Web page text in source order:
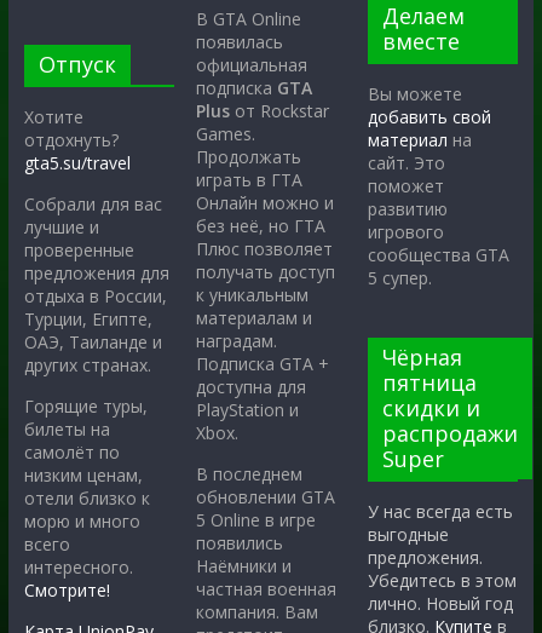
Отпуск
Хотите
отдохнуть?
gta5.su/travel
Собрали для вас
лучшие и
проверенные
предложения для
отдыха в России,
Турции, Египте,
ОАЭ, Таиланде и
других странах.
Горящие туры,
билеты на
самолёт по
низким ценам,
отели близко к
морю и много
всего
интересного.
Смотрите!
В GTA Online
появилась
официальная
подписка GTA
Plus от Rockstar
Games.
Продолжать
играть в ГТА
Онлайн можно и
без неё, но ГТА
Плюс позволяет
получать доступ
к уникальным
материалам и
наградам.
Подписка GTA +
доступна для
PlayStation и
Xbox.
В последнем
обновлении GTA
5 Online в игре
появились
Наёмники и
частная военная
компания. Вам
Делаем
вместе
Вы можете
добавить свой
материал на
сайт. Это
поможет
развитию
игрового
сообщества GTA
5 супер.
Чёрная
пятница
скидки и
распродажи
Super
У нас всегда есть
выгодные
предложения.
Убедитесь в этом
лично. Новый год
близко. Купите в